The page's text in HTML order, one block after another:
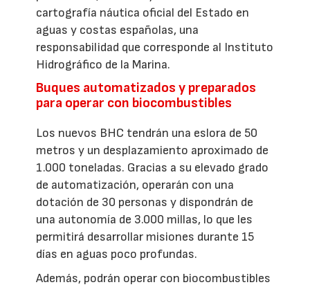
cartografía náutica oficial del Estado en
aguas y costas españolas, una
responsabilidad que corresponde al Instituto
Hidrográfico de la Marina.
Buques automatizados y preparados
para operar con biocombustibles
Los nuevos BHC tendrán una eslora de 50
metros y un desplazamiento aproximado de
1.000 toneladas. Gracias a su elevado grado
de automatización, operarán con una
dotación de 30 personas y dispondrán de
una autonomía de 3.000 millas, lo que les
permitirá desarrollar misiones durante 15
días en aguas poco profundas.
Además, podrán operar con biocombustibles